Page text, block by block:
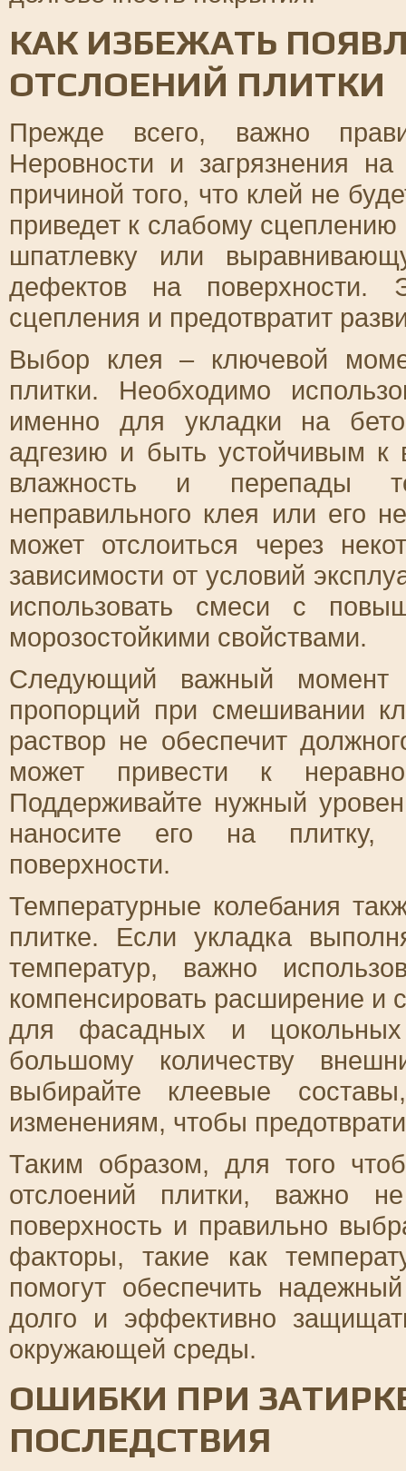
КАК ИЗБЕЖАТЬ
ОТСЛОЕНИЙ ПЛИТКИ
Прежде всего, важно
Неровности и загрязнения
причиной того, что клей не
приведет к слабому
шпатлевку или
дефектов на поверхности.
сцепления и предотвратит
Выбор клея – ключевой
плитки. Необходимо
именно для укладки на
адгезию и быть устойчивым к
влажность и перепады
неправильного клея или его
может отслоиться через
зависимости от условий
использовать смеси с
морозостойкими свойствами.
Следующий важный момент
пропорций при смешивании
раствор не обеспечит
может привести к
Поддерживайте нужный
наносите его на плитку,
поверхности.
Температурные колебания
плитке. Если укладка
температур, важно
компенсировать расширение и
для фасадных и цокольных
большому количеству
выбирайте клеевые
изменениям, чтобы
Таким образом, для того
отслоений плитки, важно
поверхность и правильно
факторы, такие как
помогут обеспечить
долго и эффективно
окружающей среды.
ОШИБКИ ПРИ
ПОСЛЕДСТВИЯ